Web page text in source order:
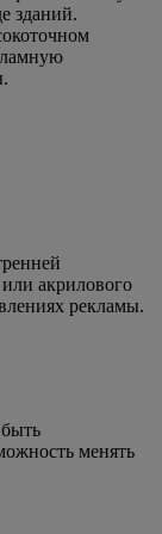
зданий.
акрилового
рекламы.
менять